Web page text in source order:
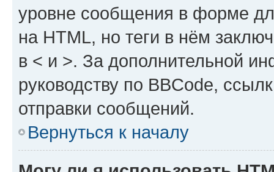
уровне сообщения в форме
на HTML, но теги в нём
в < и >. За дополнительной
руководству по BBCode,
отправки сообщений.
Вернуться к началу